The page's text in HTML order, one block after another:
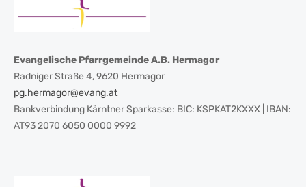
Evangelische Pfarrgemeinde A.B. Hermagor
Radniger Straße 4, 9620 Hermagor
pg.hermagor@evang.at
Bankverbindung Kärntner Sparkasse: BIC: KSPKAT2KXXX | IBAN:
AT93 2070 6050 0000 9992